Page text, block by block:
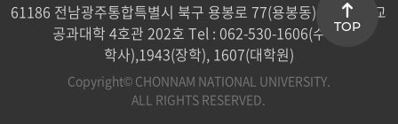
61186 전남광주통합특별시 북구 용봉로 77(용봉동) 전남대학교
공과대학 4호관 202호 Tel : 062-530-1606(수업/
학사),1943(장학), 1607(대학원)
Copyright© CHONNAM NATIONAL UNIVERSITY.
ALL RIGHTS RESERVED.
TOP